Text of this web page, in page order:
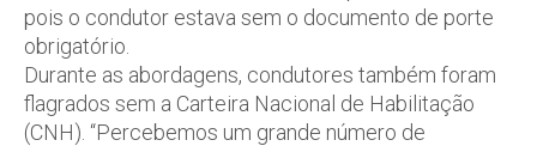
pois o condutor estava sem o documento de porte
obrigatório.
Durante as abordagens, condutores também foram
flagrados sem a Carteira Nacional de Habilitação
(CNH). “Percebemos um grande número de